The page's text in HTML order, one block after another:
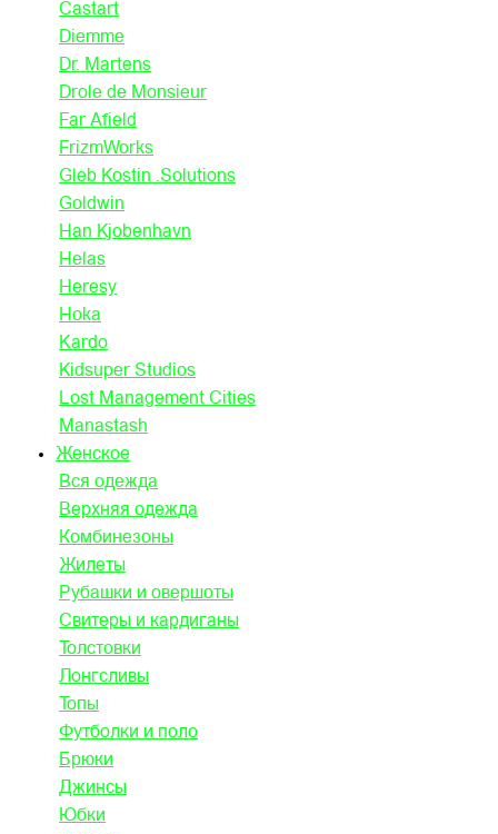
Castart
Diemme
Dr. Martens
Drole de Monsieur
Far Afield
FrizmWorks
Gleb Kostin .Solutions
Goldwin
Han Kjobenhavn
Helas
Heresy
Hoka
Kardo
Kidsuper Studios
Lost Management Cities
Manastash
Женское
Вся одежда
Верхняя одежда
Комбинезоны
Жилеты
Рубашки и овершоты
Свитеры и кардиганы
Толстовки
Лонгсливы
Топы
Футболки и поло
Брюки
Джинсы
Юбки